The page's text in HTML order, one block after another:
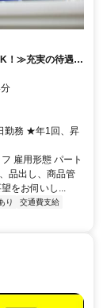
！≫充実の待遇で
勤務 ★年1回、昇
雇用形態 パート
品出し、商品管
をお伺いし...
り
交通費支給